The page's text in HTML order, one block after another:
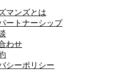
マンズとは
ートナーシップ
わせ
シーポリシー